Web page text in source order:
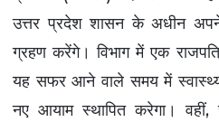
स्वास्थ्य\लाइफस्टाइल
जुर्म
उत्तर प्रदेश शासन के अधीन
ग्रहण करेंगे। विभाग में एक
यह सफर आने वाले समय में स्वास्थ्य
नए आयाम स्थापित करेगा। वहीं,